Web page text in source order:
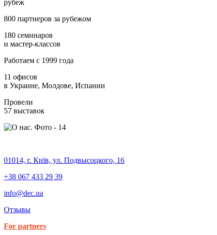
рубеж
800 партнеров за рубежом
180 семинаров
и мастер-классов
Работаем с 1999 года
11 офисов
в Украине, Молдове, Испании
Провели
57 выставок
01014, г. Київ, ул. Подвысоцкого, 16
+38 067 433 29 39
info@dec.ua
Отзывы
For partners